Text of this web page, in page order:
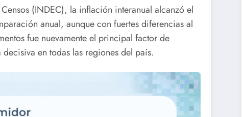
(INDEC), la inflación interanual alcanzó el
anual, aunque con fuertes diferencias al
fue nuevamente el principal factor de
en todas las regiones del país.